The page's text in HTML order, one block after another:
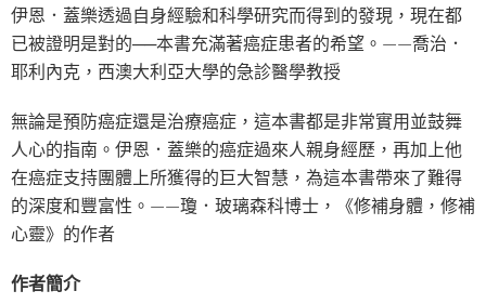
伊恩．蓋樂透過自身經驗和科學研究而得到的發現，現在都
已被證明是對的──本書充滿著癌症患者的希望。——喬治．
耶利內克，西澳大利亞大學的急診醫學教授
無論是預防癌症還是治療癌症，這本書都是非常實用並鼓舞
人心的指南。伊恩．蓋樂的癌症過來人親身經歷，再加上他
在癌症支持團體上所獲得的巨大智慧，為這本書帶來了難得
的深度和豐富性。——瓊．玻璃森科博士，《修補身體，修補
心靈》的作者
作者簡介